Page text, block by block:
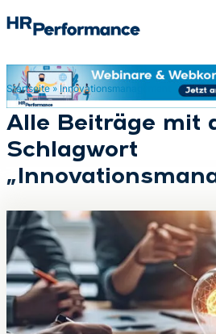
Suchen
Startseite» Innovationsmanagement
Alle Beiträge mit
Schlagwort